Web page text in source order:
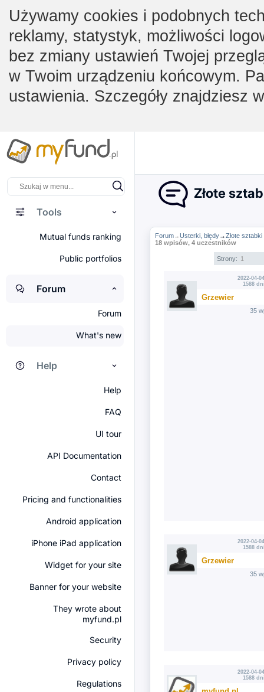
Używamy cookies i podobnych
reklamy, statystyk, możliwości
bez zmiany ustawień Twojej
w Twoim urządzeniu końcowym.
ustawienia. Szczegóły znajdziesz
Tools
Mutual funds ranking
Public portfolios
Forum
Forum
What's new
Help
Help
FAQ
UI tour
API Documentation
Contact
Pricing and functionalities
Android application
iPhone iPad application
Widget for your site
Banner for your website
They wrote about
myfund.pl
Security
Privacy policy
Regulations
Złote
Forum→Usterki, błędy→Złote sztabki
18 wpisów, 4 uczestników
Strony: 1
2022-04-
1588
Grzewier
35
2022-04-
1588
Grzewier
35
2022-04-
1588